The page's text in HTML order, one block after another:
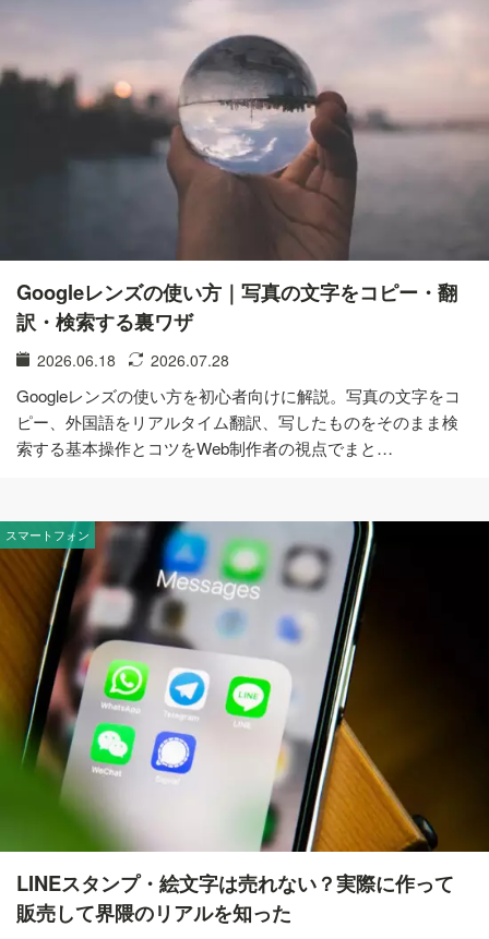
Googleレンズの使い方｜写真の文字をコピー・翻
訳・検索する裏ワザ
2026.06.18 2026.07.28
Googleレンズの使い方を初心者向けに解説。写真の文字をコ
ピー、外国語をリアルタイム翻訳、写したものをそのまま検
索する基本操作とコツをWeb制作者の視点でまと…
スマートフォン
LINEスタンプ・絵文字は売れない？実際に作って
販売して界隈のリアルを知った